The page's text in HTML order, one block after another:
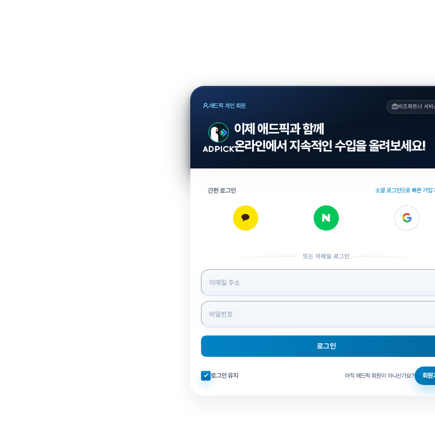
애드픽 개인 회원 비즈파트너 서비
이제 애드픽과 함께
온라인에서 지속적인 수입을 올려보세요!
간편 로그인 소셜 로그인으로 빠른 가입
또는 이메일 로그인
로그인 정보 입력
로그인
자동로그인 체크
로그인 유지 아직 애드픽 회원이 아니신가요? 회원